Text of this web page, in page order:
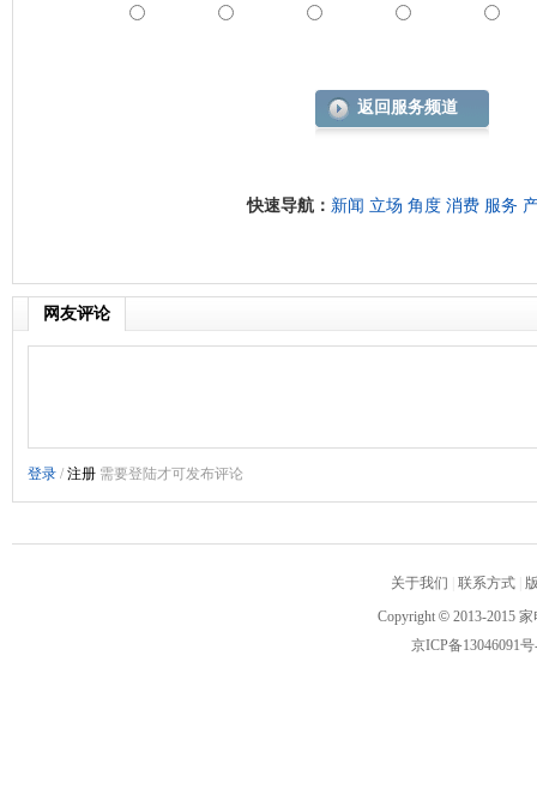
返回服务频道
快速导航： 新闻 立场 角度 消费 服务
网友评论
关于我们 联系方式
Copyright © 2013-2015
京ICP备13046091号